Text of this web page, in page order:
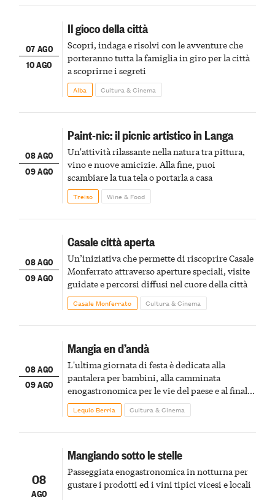
07 AGO
10 AGO
Il gioco della città
Scopri, indaga e risolvi con le avventure che
porteranno tutta la famiglia in giro per la città
a scoprirne i segreti
Alba Cultura & Cinema
08 AGO
09 AGO
Paint-nic: il picnic artistico in Langa
Un'attività rilassante nella natura tra pittura,
vino e nuove amicizie. Alla fine, puoi
scambiare la tua tela o portarla a casa
Treiso Wine & Food
08 AGO
09 AGO
Casale città aperta
Un’iniziativa che permette di riscoprire Casale
Monferrato attraverso aperture speciali, visite
guidate e percorsi diffusi nel cuore della città
Casale Monferrato Cultura & Cinema
08 AGO
09 AGO
Mangia en d’andà
L'ultima giornata di festa è dedicata alla
pantalera per bambini, alla camminata
enogastronomica per le vie del paese e al finale
pirotecnico
Lequio Berria Cultura & Cinema
08
AGO
Mangiando sotto le stelle
Passeggiata enogastronomica in notturna per
gustare i prodotti ed i vini tipici vicesi e locali